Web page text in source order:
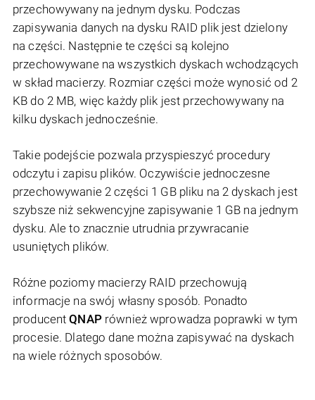
przechowywany na jednym dysku. Podczas
zapisywania danych na dysku RAID plik jest dzielony
na części. Następnie te części są kolejno
przechowywane na wszystkich dyskach wchodzących
w skład macierzy. Rozmiar części może wynosić od 2
KB do 2 MB, więc każdy plik jest przechowywany na
kilku dyskach jednocześnie.
Takie podejście pozwala przyspieszyć procedury
odczytu i zapisu plików. Oczywiście jednoczesne
przechowywanie 2 części 1 GB pliku na 2 dyskach jest
szybsze niż sekwencyjne zapisywanie 1 GB na jednym
dysku. Ale to znacznie utrudnia przywracanie
usuniętych plików.
Różne poziomy macierzy RAID przechowują
informacje na swój własny sposób. Ponadto
producentQNAPrównież wprowadza poprawki w tym
procesie. Dlatego dane można zapisywać na dyskach
na wiele różnych sposobów.